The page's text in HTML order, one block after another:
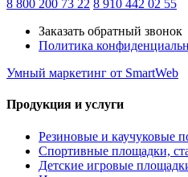
8 800 200 73 22 8 910 442 02 55
Заказать обратный звонок
Политика
Умный маркетинг от SmartWeb
Продукция и услуги
Резиновые и каучуковые
Спортивные площадки,
Детские игровые